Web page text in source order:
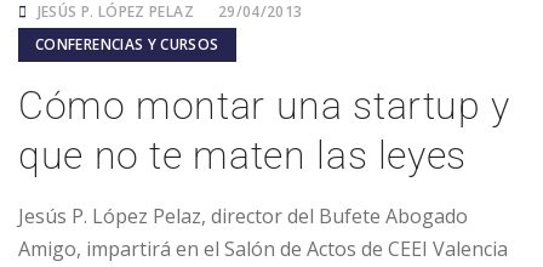
JESÚS P. LÓPEZ PELAZ
29/04/2013
CONFERENCIAS Y CURSOS
Cómo montar una startup y
que no te maten las leyes
Jesús P. López Pelaz, director del Bufete Abogado
Amigo, impartirá en el Salón de Actos de CEEI Valencia